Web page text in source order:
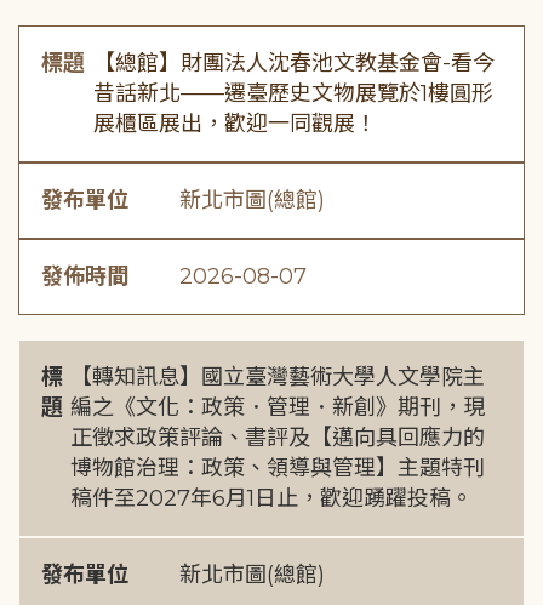
標題
【總館】財團法人沈春池文教基金會-看今
昔話新北——遷臺歷史文物展覽於1樓圓形
展櫃區展出，歡迎一同觀展！
發布單位 新北市圖(總館)
發佈時間 2026-08-07
標
題
【轉知訊息】國立臺灣藝術大學人文學院主
編之《文化：政策．管理．新創》期刊，現
正徵求政策評論、書評及【邁向具回應力的
博物館治理：政策、領導與管理】主題特刊
稿件至2027年6月1日止，歡迎踴躍投稿。
發布單位 新北市圖(總館)